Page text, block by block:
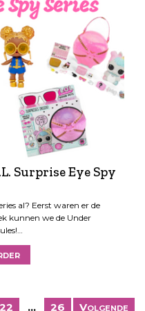
Surprise Eye Spy
al? Eerst waren er de
kunnen we de Under
22 … 26 Volgende